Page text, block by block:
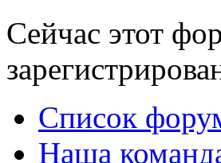
Сейчас этот
Список
Наша